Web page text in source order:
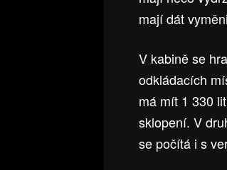
mají dát
V kabině se
odkládacích
má mít 1 330
sklopení. V
se počítá i s